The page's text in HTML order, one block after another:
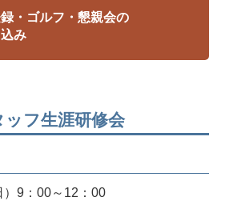
・ゴルフ・懇親会の
み
フ生涯研修会
9：00～12：00